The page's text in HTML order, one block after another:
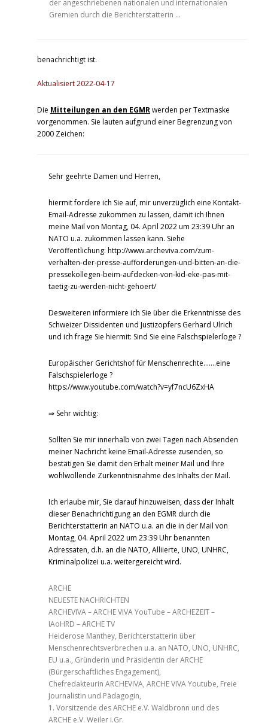
der angeschriebenen nationalen und internationalen
Gremien durch die Berichterstatterin …
benachrichtigt ist.
Aktualisiert 2022-04-17
Die Mitteilungen an den EGMRwerden per Textmaske
vorgenommen. Sie lauten aufgrund einer Begrenzung von
2000 Zeichen:
Sehr geehrte Damen und Herren,
hiermit fordere ich Sie auf, mir unverzüglich eine Kontakt-
Email-Adresse zukommen zu lassen, damit ich Ihnen
meine Mail von Montag, 04. April 2022 um 23:39 Uhr an
NATO u.a. zukommen lassen kann. Siehe
Veröffentlichung: http://www.archeviva.com/zum-
verhalten-der-presse-aufforderungen-und-bitten-an-die-
pressekollegen-beim-aufdecken-von-kid-eke-pas-mit-
taetig-zu-werden-nicht-gehoert/
Desweiteren informiere ich Sie über die Erkenntnisse des
Schweizer Dissidenten und Justizopfers Gerhard Ulrich
und ich frage Sie hiermit: Sind Sie eine Falschspielerloge ?
Europäischer Gerichtshof für Menschenrechte…….eine
Falschspielerloge ?
https://www.youtube.com/watch?v=yf7ncU6ZxHA
⇒ Sehr wichtig:
Sollten Sie mir innerhalb von zwei Tagen nach Absenden
meiner Nachricht keine Email-Adresse zusenden, so
bestätigen Sie damit den Erhalt meiner Mail und Ihre
wohlwollende Zurkenntnisnahme des Inhalts der Mail.
Ich erlaube mir, Sie darauf hinzuweisen, dass der Inhalt
dieser Benachrichtigung an den EGMR durch die
Berichterstatterin an NATO u.a. an die in der Mail von
Montag, 04. April 2022 um 23:39 Uhr benannten
Adressaten, d.h. an die NATO, Alliierte, UNO, UNHRC,
Kriminalpolizei u.a. weitergereicht wird.
ARCHE
NEUESTE NACHRICHTEN
ARCHEVIVA – ARCHE VIVA YouTube – ARCHEZEIT –
IAoHRD – ARCHE TV
Heiderose Manthey, Berichterstatterin über
Menschenrechtsverbrechen u.a. an NATO, UNO, UNHRC,
EU u.a., Gründerin und Präsidentin der ARCHE
(Bürgerschaftliches Engagement),
Chefredakteurin ARCHEVIVA, ARCHE VIVA Youtube, Freie
Journalistin und Pädagogin,
1. Vorsitzende des ARCHE e.V. Waldbronn und des
ARCHE e.V. Weiler i.Gr.